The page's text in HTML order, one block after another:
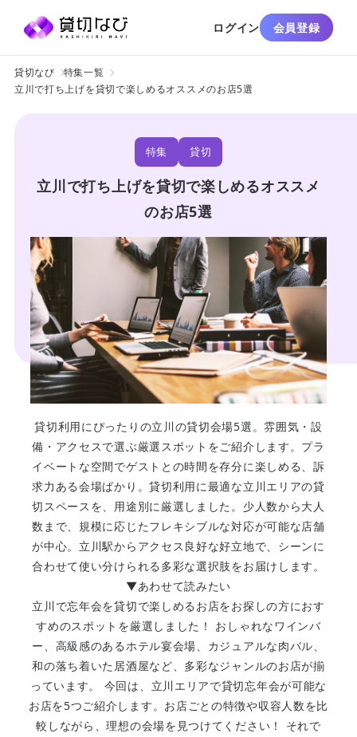
ログイン 会員登録
貸切なび
特集一覧
立川で打ち上げを貸切で楽しめるオススメのお店5選
特集 貸切
立川で打ち上げを貸切で楽しめるオススメ
のお店5選
貸切利用にぴったりの立川の貸切会場5選。雰囲気・設
備・アクセスで選ぶ厳選スポットをご紹介します。プラ
イベートな空間でゲストとの時間を存分に楽しめる、訴
求力ある会場ばかり。貸切利用に最適な立川エリアの貸
切スペースを、用途別に厳選しました。少人数から大人
数まで、規模に応じたフレキシブルな対応が可能な店舗
が中心。立川駅からアクセス良好な好立地で、シーンに
合わせて使い分けられる多彩な選択肢をお届けします。
▼あわせて読みたい
立川で忘年会を貸切で楽しめるお店をお探しの方におす
すめのスポットを厳選しました！ おしゃれなワインバ
ー、高級感のあるホテル宴会場、カジュアルな肉バル、
和の落ち着いた居酒屋など、多彩なジャンルのお店が揃
っています。 今回は、立川エリアで貸切忘年会が可能な
お店を5つご紹介します。お店ごとの特徴や収容人数を比
較しながら、理想の会場を見つけてください！ それで